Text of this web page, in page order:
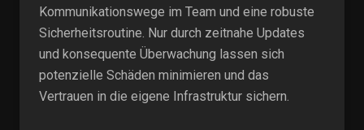
Kommunikationswege im Team und eine robuste
Sicherheitsroutine. Nur durch zeitnahe Updates
und konsequente Überwachung lassen sich
potenzielle Schäden minimieren und das
Vertrauen in die eigene Infrastruktur sichern.